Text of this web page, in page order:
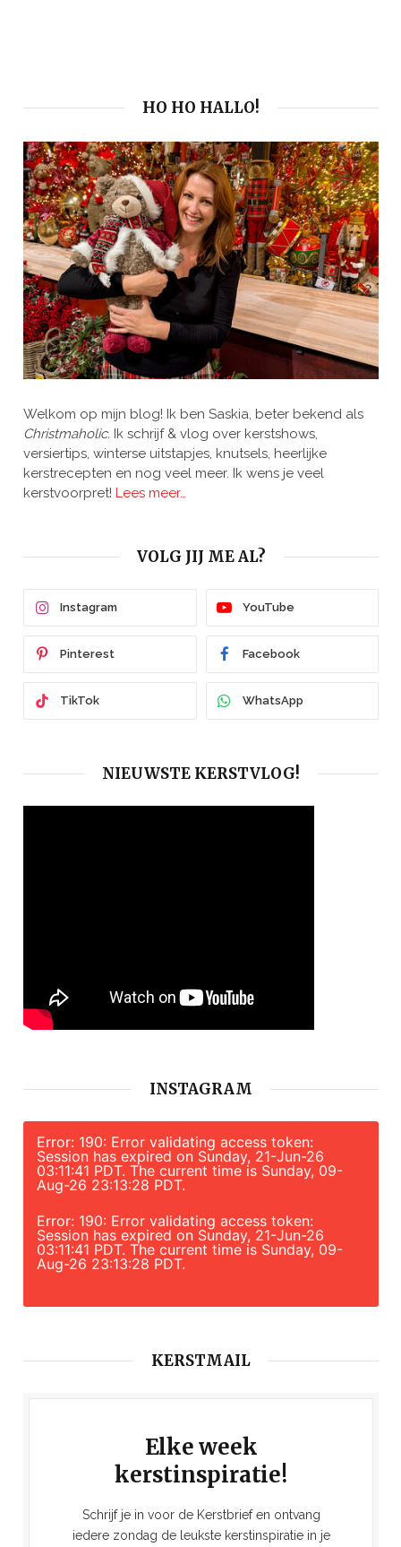
HO HO HALLO!
Welkom op mijn blog! Ik ben Saskia, beter bekend als
Christmaholic. Ik schrijf & vlog over kerstshows,
versiertips, winterse uitstapjes, knutsels, heerlijke
kerstrecepten en nog veel meer. Ik wens je veel
kerstvoorpret! Lees meer…
VOLG JIJ ME AL?
Instagram YouTube
Pinterest Facebook
TikTok WhatsApp
NIEUWSTE KERSTVLOG!
INSTAGRAM
Error: 190: Error validating access token:
Session has expired on Sunday, 21-Jun-26
03:11:41 PDT. The current time is Sunday, 09-
Aug-26 23:13:28 PDT.
Error: 190: Error validating access token:
Session has expired on Sunday, 21-Jun-26
03:11:41 PDT. The current time is Sunday, 09-
Aug-26 23:13:28 PDT.
KERSTMAIL
Elke week
kerstinspiratie!
Schrijf je in voor de Kerstbrief en ontvang
iedere zondag de leukste kerstinspiratie in je